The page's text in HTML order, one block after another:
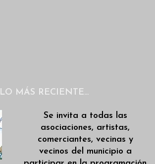
LO MÁS RECIENTE…
Se invita a todas las
asociaciones, artistas,
comerciantes, vecinas y
vecinos del municipio a